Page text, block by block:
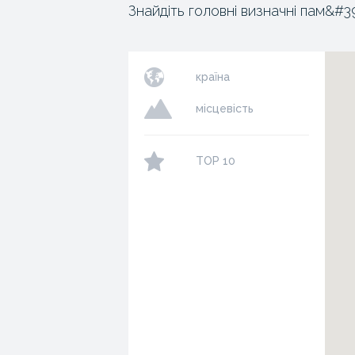
Знайдіть головні визначні
країна
місцевість
TOP 10